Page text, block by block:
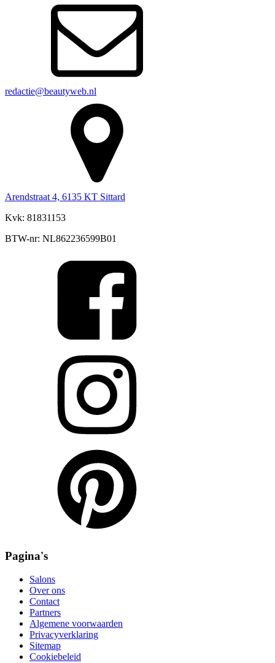
redactie@beautyweb.nl
Arendstraat 4, 6135 KT Sittard
Kvk: 81831153
BTW-nr: NL862236599B01
Pagina's
Salons
Over ons
Contact
Partners
Algemene voorwaarden
Privacyverklaring
Sitemap
Cookiebeleid